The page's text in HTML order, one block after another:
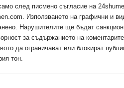
след писмено съгласие на
Използването на графични и
Нарушителите ще бъдат
за съдържанието на
да ограничават или блокират
тон.